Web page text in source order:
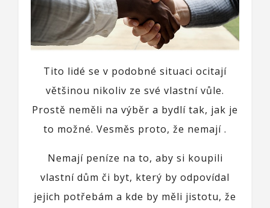
Tito lidé se v podobné situaci ocitají
většinou nikoliv ze své vlastní vůle.
Prostě neměli na výběr a bydlí tak, jak je
to možné. Vesměs proto, že nemají .
Nemají peníze na to, aby si koupili
vlastní dům či byt, který by odpovídal
jejich potřebám a kde by měli jistotu, že